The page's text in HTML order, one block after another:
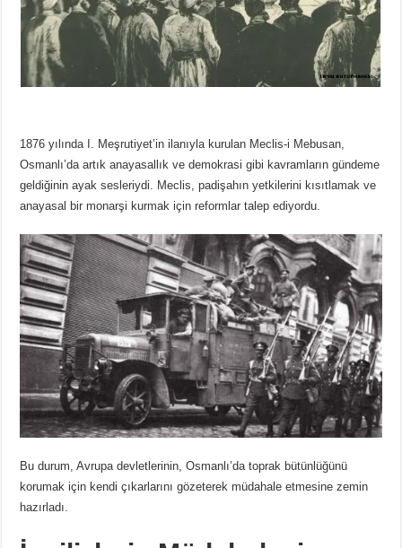
1876 yılında I. Meşrutiyet’in ilanıyla kurulan Meclis-i Mebusan,
Osmanlı’da artık anayasallık ve demokrasi gibi kavramların gündeme
geldiğinin ayak sesleriydi. Meclis, padişahın yetkilerini kısıtlamak ve
anayasal bir monarşi kurmak için reformlar talep ediyordu.
Bu durum, Avrupa devletlerinin, Osmanlı’da toprak bütünlüğünü
korumak için kendi çıkarlarını gözeterek müdahale etmesine zemin
hazırladı.